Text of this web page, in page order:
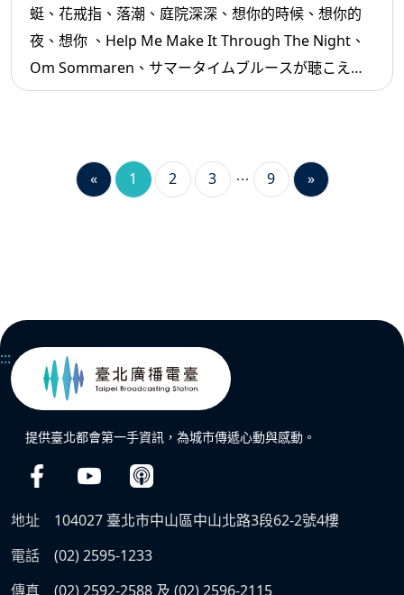
蜓、花戒指、落潮、庭院深深、想你的時候、想你的
夜、想你 、Help Me Make It Through The Night、
Om Sommaren、サマータイムブルースが聴こえ
る、蛻變、往昔、我真的可以擁有、愛情路上...等。
« 1 2 3 9 »
:::
提供臺北都會第一手資訊，為城市傳遞心動與感動。
地址
104027 臺北市中山區中山北路3段62-2號4樓
電話
(02) 2595-1233
傳真
(02) 2592-2588 及 (02) 2596-2115